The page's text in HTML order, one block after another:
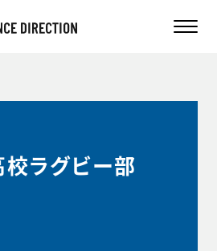
校ラグビー部